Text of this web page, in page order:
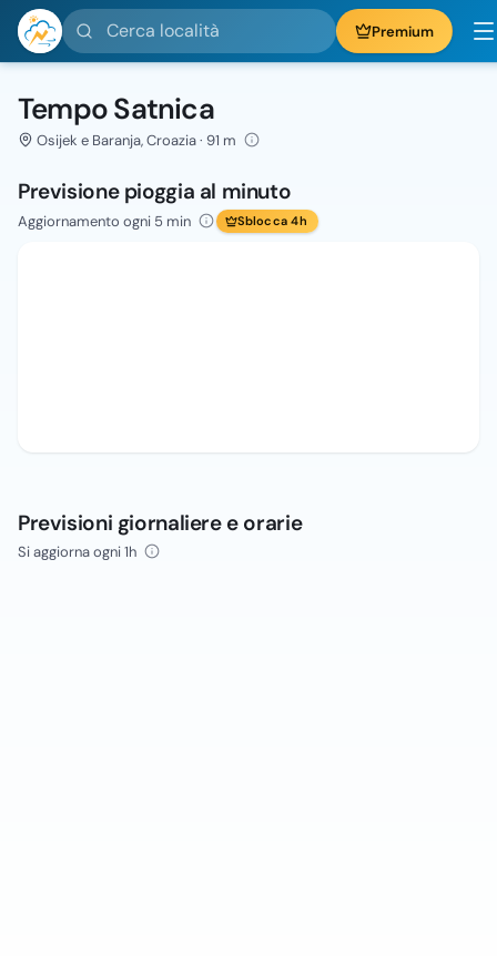
Cerca località Premium
Tempo Satnica
Osijek e Baranja, Croazia · 91 m
Previsione pioggia al minuto
Aggiornamento ogni 5 min Sblocca 4h
Previsioni giornaliere e orarie
Si aggiorna ogni 1h